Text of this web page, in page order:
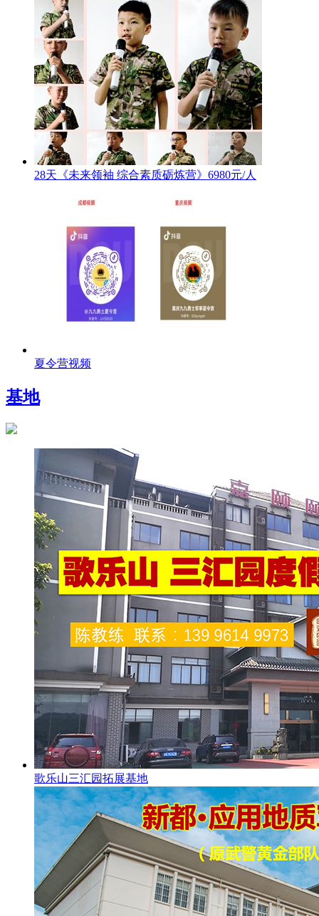
28天《未来领袖 综合素质砺炼营》6980元/人
夏令营视频
基地
歌乐山三汇园拓展基地